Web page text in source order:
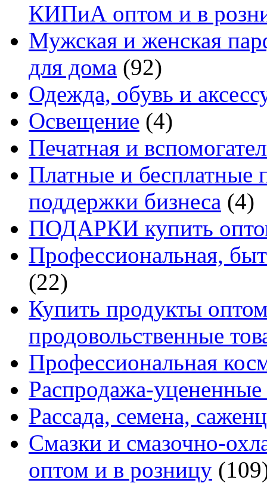
КИПиА оптом и в
Мужская и женская
для дома (92)
Одежда, обувь и
Освещение (4)
Печатная и
Платные и бесплатные
поддержки бизнеса (4)
ПОДАРКИ купить
Профессиональная,
(22)
Купить продукты
продовольственные
Профессиональная
Распродажа-уцененные
Рассада, семена,
Смазки и смазочно-
оптом и в розницу